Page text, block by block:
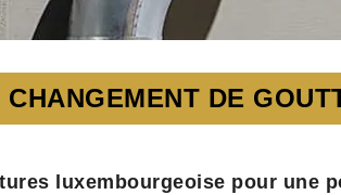
DE
luxembourgeoise pour une